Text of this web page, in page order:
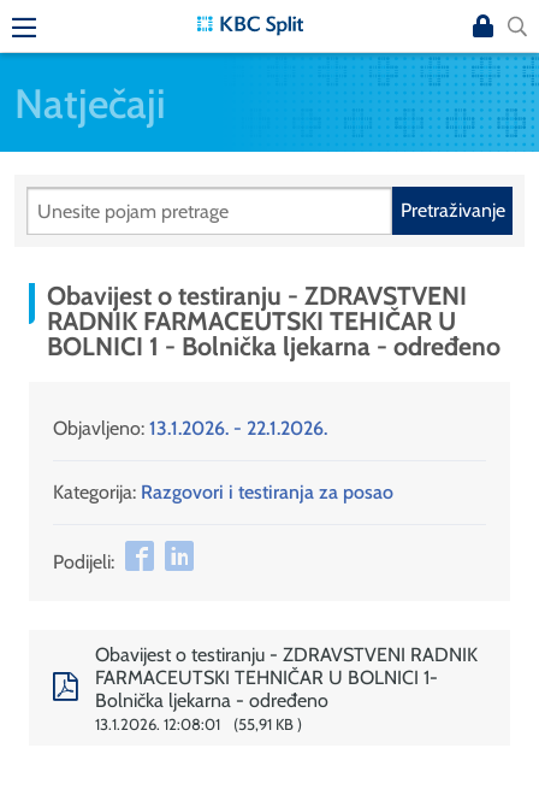
Natječaji
Pretraživanje
Obavijest o testiranju - ZDRAVSTVENI
RADNIK FARMACEUTSKI TEHIČAR U
BOLNICI 1 - Bolnička ljekarna - određeno
Objavljeno: 13.1.2026. - 22.1.2026.
Kategorija: Razgovori i testiranja za posao
Podijeli:
Obavijest o testiranju - ZDRAVSTVENI RADNIK
FARMACEUTSKI TEHNIČAR U BOLNICI 1-
Bolnička ljekarna - određeno
13.1.2026. 12:08:01 55,91 KB